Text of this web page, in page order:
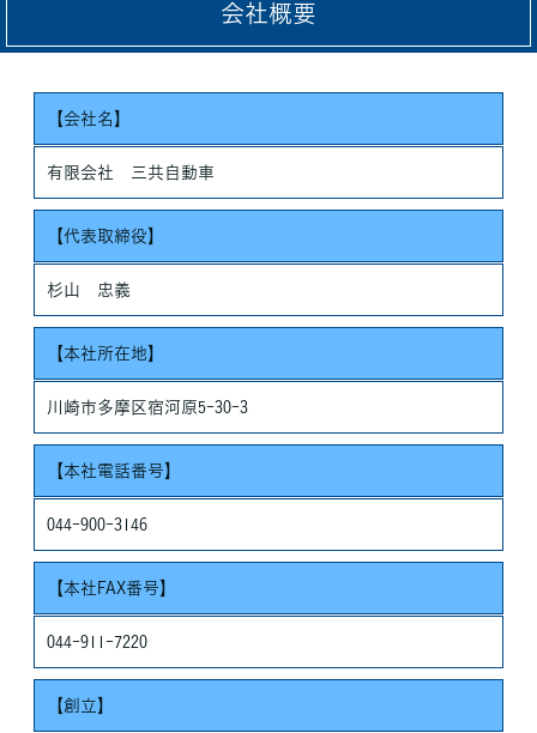
付に利用いたします。
個人情報の第三者への開示・提供の禁止
のいずれかに該当する場合を除き、個人情報を第三者に開示いた
しません。
・お客さまの同意がある場合
・お客さまが希望されるサービスを行なうために当社が業務を委
・法令に基づき開示することが必要である場合
当社は、個人情報の正確性及び安全性確保のために、セキュリテ
ィに万全の対策を講じています。
お客さまがご本人の個人情報の照会・修正・削除などをご希望さ
きます。
法令、規範の遵守と見直し
当社は、保有する個人情報に関して適用される日本の法令、その
他規範を遵守するとともに、本ポリシーの内容を適宜見直し、そ
会社概要
【会社名】
有限会社 三共自動車
【代表取締役】
杉山 忠義
【本社所在地】
川崎市多摩区宿河原5-30-3
【本社電話番号】
044-900-3146
【本社FAX番号】
044-911-7220
【創立】